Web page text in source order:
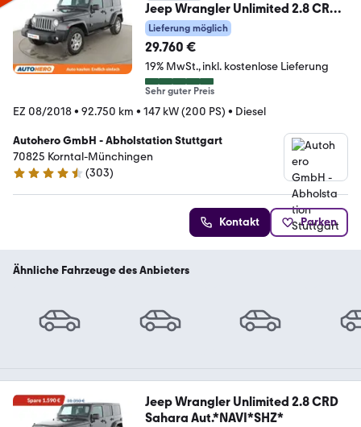
Jeep Wrangler Unlimited 2.8 CRD
Sahara Aut.*NAVI*SHZ*
Lieferung möglich
29.760 €
19% MwSt. inkl. kostenlose Lieferung
Sehr guter Preis
EZ 08/2018• 92.750 km • 147 kW (200 PS) • Diesel
Autohero GmbH - Abholstation Stuttgart
70825 Korntal-Münchingen
4.4 Sterne
(303)
Kontakt Parken
Ähnliche Fahrzeuge des Anbieters
Jeep Wrangler Unlimited 2.8 CRD
Sahara Aut.*NAVI*SHZ*